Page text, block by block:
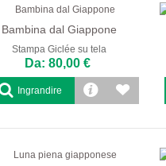
Bambina dal Giappone
Stampa Giclée su tela
Da: 80,00 €
Ingrandire